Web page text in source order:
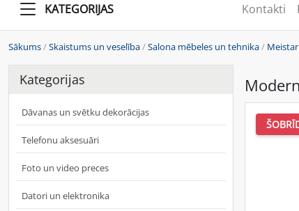
KATEGORIJAS Kontakti
Sākums/Skaistums un veselība/Salona mēbeles un tehnika/
Kategorijas
Dāvanas un svētku dekorācijas
Telefonu aksesuāri
Foto un video preces
Datori un elektronika